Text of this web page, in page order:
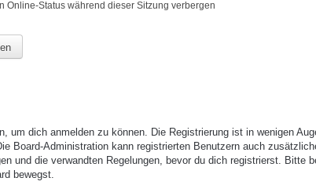
Online-Status während dieser Sitzung verbergen
um dich anmelden zu können. Die Registrierung ist in wenigen
Board-Administration kann registrierten Benutzern auch
und die verwandten Regelungen, bevor du dich registrierst. Bitte
bewegst.